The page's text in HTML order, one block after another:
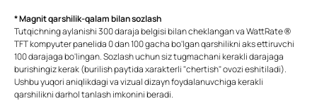
* Magnit qarshilik-qalam bilan sozlash
Tutqichning aylanishi 300 daraja belgisi bilan cheklangan va WattRate ®
TFT kompyuter panelida 0 dan 100 gacha bo'lgan qarshilikni aks ettiruvchi
100 darajaga bo'lingan. Sozlash uchun siz tugmachani kerakli darajaga
burishingiz kerak (burilish paytida xarakterli "chertish" ovozi eshitiladi).
Ushbu yuqori aniqlikdagi va vizual dizayn foydalanuvchiga kerakli
qarshilikni darhol tanlash imkonini beradi.